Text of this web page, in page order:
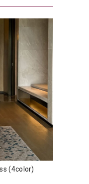
(4color)